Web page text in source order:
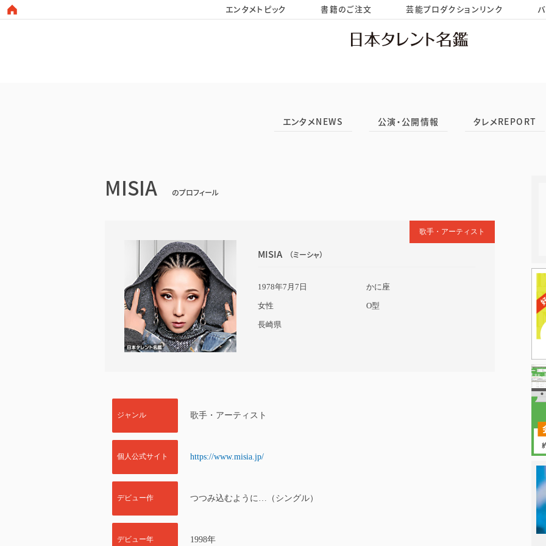
HOME お問い合わせ
エンタメトピック 書籍のご注文 芸能プロダクションリンク
エンタメNEWS 公演・公開情報 タレメREPORT
MISIA のプロフィール
歌手・アーティスト
MISIA （ミーシャ）
1978年7月7日 かに座
女性 O型
長崎県
ジャンル 歌手・アーティスト
個人公式サイト https://www.misia.jp/
デビュー作 つつみ込むように…（シングル）
デビュー年 1998年
日本タレント